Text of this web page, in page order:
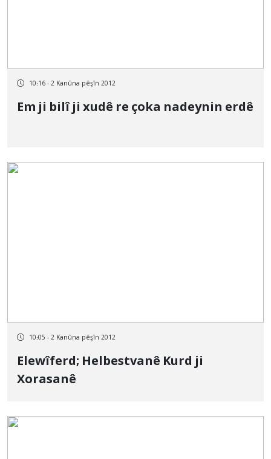
10:16 - 2 Kanûna pêşîn 2012
Em ji bilî ji xudê re çoka nadeynin erdê
10:05 - 2 Kanûna pêşîn 2012
Elewîferd; Helbestvanê Kurd ji
Xorasanê